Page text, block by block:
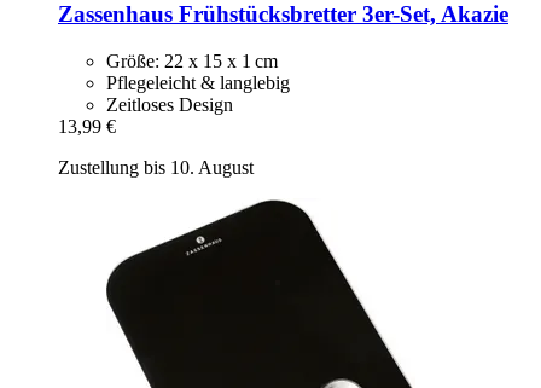
Zassenhaus Frühstücksbretter 3er-​Set, Akazie
Größe: 22 x 15 x 1 cm
Pflegeleicht & langlebig
Zeitloses Design
13,99 €
Zustellung bis 10. August